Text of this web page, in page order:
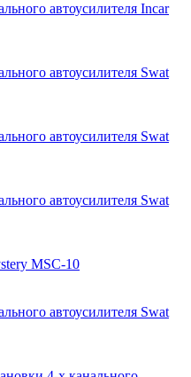
автоусилителя Incar
автоусилителя Swat
автоусилителя Swat
автоусилителя Swat
MSC-10
автоусилителя Swat